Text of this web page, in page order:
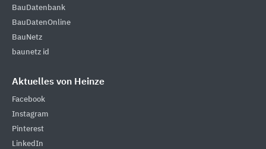
BauDatenbank
BauDatenOnline
BauNetz
baunetz id
Aktuelles von Heinze
Facebook
Instagram
Pinterest
LinkedIn